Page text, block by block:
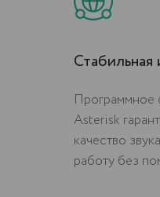
Стабильная
Программное
Asterisk
качество
работу без
ASTERIKS